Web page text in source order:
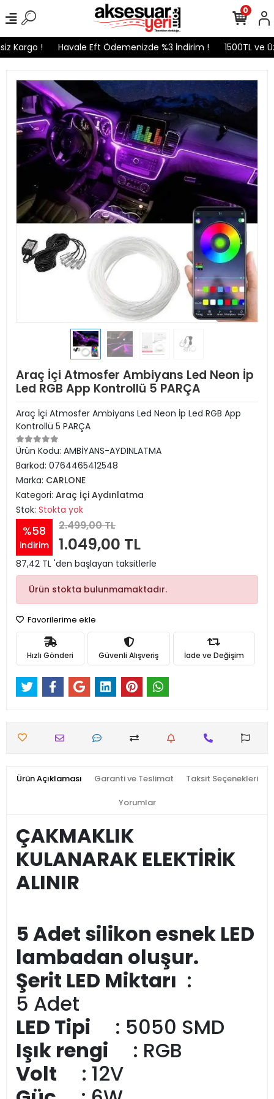
Kargo ! Havale Eft Ödemenizde %3 İndirim ! 1500TL ve
0
Araç İçi Atmosfer Ambiyans Led Neon İp
Led RGB App Kontrollü 5 PARÇA
Araç İçi Atmosfer Ambiyans Led Neon İp Led RGB App
Kontrollü 5 PARÇA
Ürün Kodu: AMBİYANS-AYDINLATMA
Barkod: 0764465412548
Marka: CARLONE
Kategori: Araç İçi Aydınlatma
Stok: Stokta yok
%58
indirim
2.499,00 TL
1.049,00 TL
87,42 TL 'den başlayan taksitlerle
Ürün stokta bulunmamaktadır.
Favorilerime ekle
Hızlı Gönderi Güvenli Alışveriş İade ve Değişim
Ürün Açıklaması Garanti ve Teslimat Taksit Seçenekleri
Yorumlar
ÇAKMAKLIK
KULANARAK ELEKTİRİK
ALINIR
5 Adet silikon esnek LED
lambadan oluşur.
Şerit LED Miktarı :
5 Adet
LED Tipi : 5050 SMD
Işık rengi : RGB
Volt : 12V